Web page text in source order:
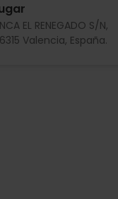
EL RENEGADO S/N,
Valencia, España.